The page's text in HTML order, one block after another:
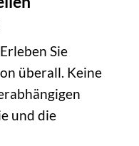
Erleben Sie
überall. Keine
und die